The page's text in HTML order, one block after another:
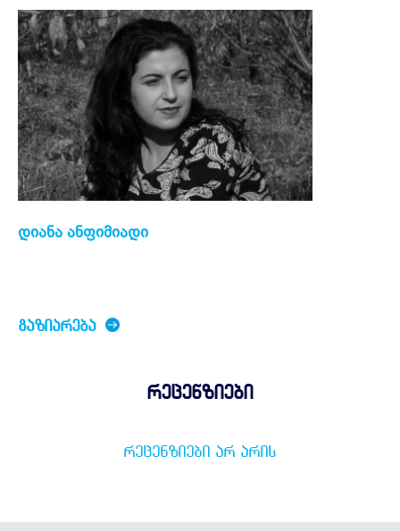
დიანა ანფიმიადი
ᲒᲐᲖᲘᲐᲠᲔᲑᲐ
რეცენზიები
ᲠᲔᲪᲔᲜᲖᲘᲔᲑᲘ ᲐᲠ ᲐᲠᲘᲡ